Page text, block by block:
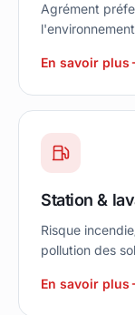
Agrément
En savoir plus
Station &
Risque
pollution des
En savoir plus